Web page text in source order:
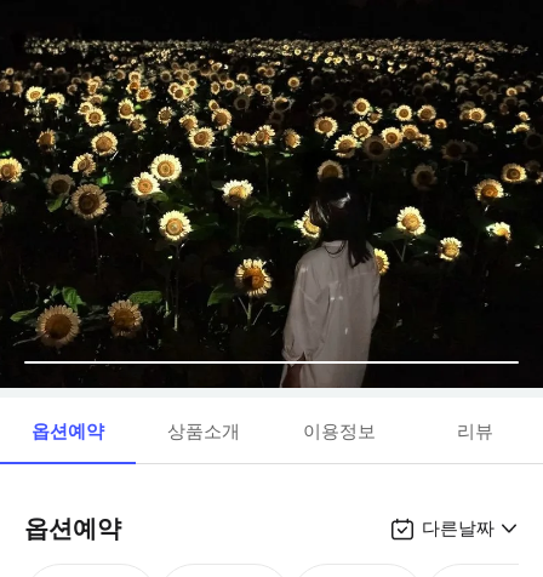
옵션예약 상품소개 이용정보 리뷰
옵션예약 다른날짜